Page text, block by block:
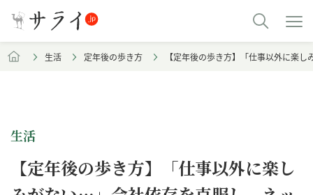
生活 定年後の歩き方 【定年後の歩き方】「仕事以外に楽
生活
【定年後の歩き方】「仕事以外に楽し